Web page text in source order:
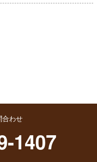
合わせ
1407